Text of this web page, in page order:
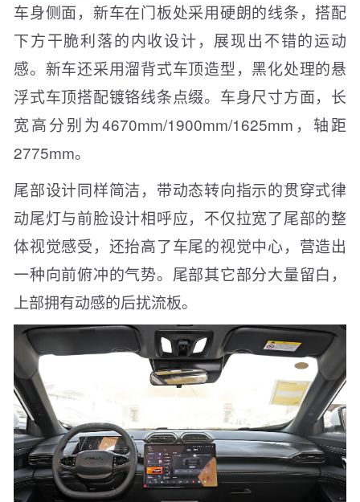
车身侧面，新车在门板处采用硬朗的线条，搭配
下方干脆利落的内收设计，展现出不错的运动
感。新车还采用溜背式车顶造型，黑化处理的悬
浮式车顶搭配镀铬线条点缀。车身尺寸方面，长
宽高分别为4670mm/1900mm/1625mm，轴距
2775mm。
尾部设计同样简洁，带动态转向指示的贯穿式律
动尾灯与前脸设计相呼应，不仅拉宽了尾部的整
体视觉感受，还抬高了车尾的视觉中心，营造出
一种向前俯冲的气势。尾部其它部分大量留白，
上部拥有动感的后扰流板。